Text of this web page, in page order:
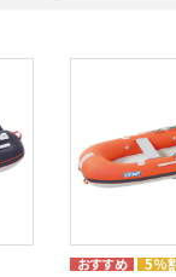
上バイク・小型船
会社
5%